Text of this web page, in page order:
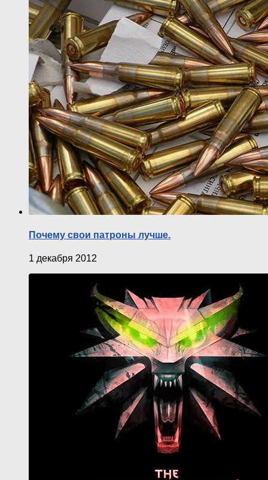
Почему свои патроны лучше.
1 декабря 2012